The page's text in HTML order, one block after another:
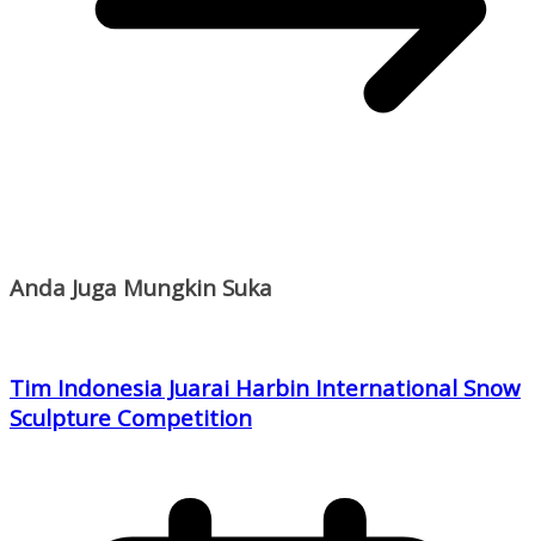
Anda Juga Mungkin Suka
Tim Indonesia Juarai Harbin International Snow
Sculpture Competition